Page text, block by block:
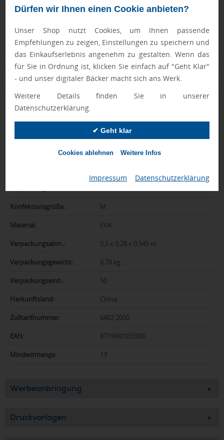
Dürfen wir Ihnen einen Cookie anbieten?
Unser Shop nutzt Cookies, um Ihnen passende
Empfehlungen zu zeigen, Einstellungen zu speichern und
das Einkaufserlebnis angenehm zu gestalten. Wenn das
für Sie in Ordnung ist, klicken Sie einfach auf "Geht Klar"
- und unser digitaler Bäcker macht sich ans Werk.
Weitere Details finden Sie in unserer
Datenschutzerklärung.
✔ Geht klar
Cookies ablehnen Weitere Infos
Impressum Datenschutzerklärung
Qualitätssicherung
Zusatzinformation
Artikelnummer:
Farbe: schwarz
170 g
Konfektionsgröße: M
Material: EVA
Verpackungsabm.: 0,5 x 0,28 x 0,545 m
Verpackungsgewicht: 8,78 kg
Verpackungseinh.: 50
Herkunftsland: China
Zolltarifnummer: 6402 2000
EAN: 8719941055506
Mindestmenge: 13
Werbeanbringung
Druckvorlagen